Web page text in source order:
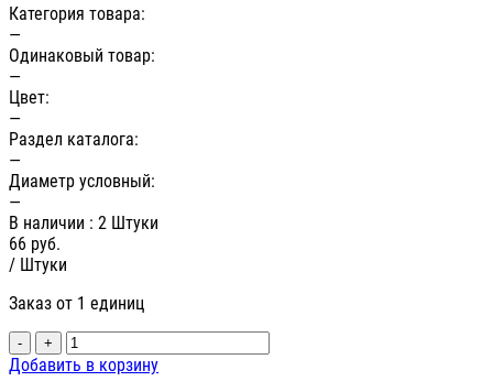
Категория товара:
—
Одинаковый товар:
—
Цвет:
—
Раздел каталога:
—
Диаметр условный:
—
В наличии : 2 Штуки
66 руб.
/ Штуки
Заказ от 1 единиц
- +
Добавить в корзину